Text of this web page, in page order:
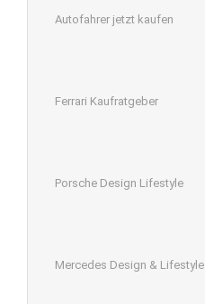
Autofahrer jetzt kaufen
Ferrari Kaufratgeber
Porsche Design Lifestyle
Mercedes Design & Lifestyle